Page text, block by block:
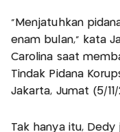
“Menjatuhkan
enam bulan,” kata
Carolina saat
Tindak Pidana
Jakarta, Jumat (5/11/
Tak hanya itu,